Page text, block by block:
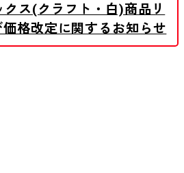
クス(クラフト・白)商品リ
格改定に関するお知らせ